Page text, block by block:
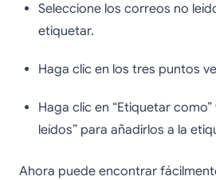
Seleccione los correos no
etiquetar.
Haga clic en los tres puntos
Haga clic en “Etiquetar
leídos” para añadirlos a la
Ahora puede encontrar